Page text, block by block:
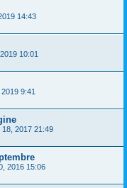
14:43
10:01
9:41
18, 2017 21:49
2016 15:06